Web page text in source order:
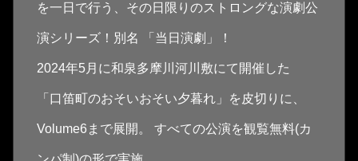
を一日で行う、その日限りのストロングな演劇公
演シリーズ！別名 「当日演劇」！
2024年5月に和泉多摩川河川敷にて開催した
「口笛町のおそいおそい夕暮れ」を皮切りに、
Volume6まで展開。 すべての公演を観覧無料(カ